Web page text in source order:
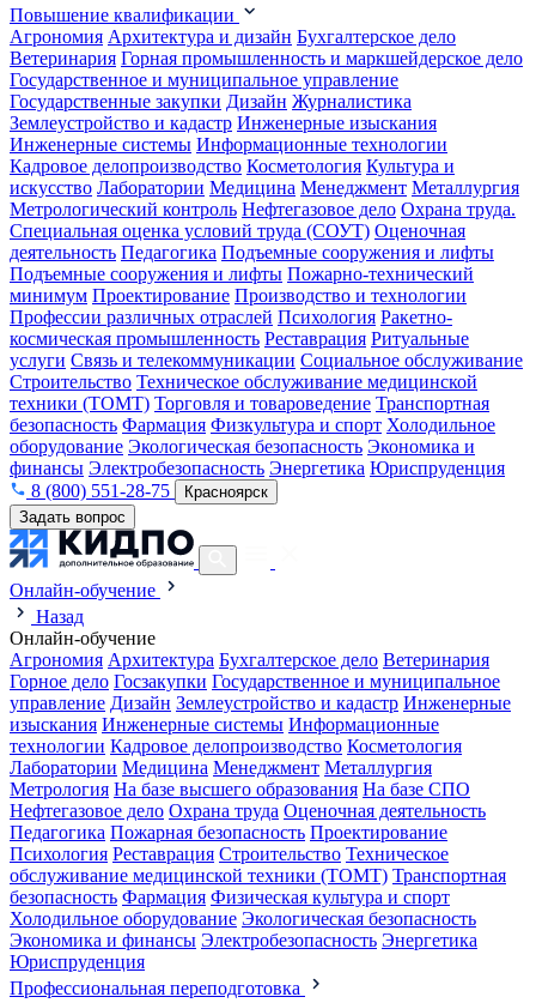
Повышение квалификации
Агрономия Архитектура и дизайн Бухгалтерское дело
Ветеринария Горная промышленность и маркшейдерское дело
Государственное и муниципальное управление
Государственные закупки Дизайн Журналистика
Землеустройство и кадастр Инженерные изыскания
Инженерные системы Информационные технологии
Кадровое делопроизводство Косметология Культура и
искусство Лаборатории Медицина Менеджмент Металлургия
Метрологический контроль Нефтегазовое дело Охрана труда.
Специальная оценка условий труда (СОУТ) Оценочная
деятельность Педагогика Подъемные сооружения и лифты
Подъемные сооружения и лифты Пожарно-технический
минимум Проектирование Производство и технологии
Профессии различных отраслей Психология Ракетно-
космическая промышленность Реставрация Ритуальные
услуги Связь и телекоммуникации Социальное обслуживание
Строительство Техническое обслуживание медицинской
техники (ТОМТ) Торговля и товароведение Транспортная
безопасность Фармация Физкультура и спорт Холодильное
оборудование Экологическая безопасность Экономика и
финансы Электробезопасность Энергетика Юриспруденция
8 (800) 551-28-75
Красноярск
Задать вопрос
Онлайн-обучение
Назад
Онлайн-обучение
Агрономия Архитектура Бухгалтерское дело Ветеринария
Горное дело Госзакупки Государственное и муниципальное
управление Дизайн Землеустройство и кадастр Инженерные
изыскания Инженерные системы Информационные
технологии Кадровое делопроизводство Косметология
Лаборатории Медицина Менеджмент Металлургия
Метрология На базе высшего образования На базе СПО
Нефтегазовое дело Охрана труда Оценочная деятельность
Педагогика Пожарная безопасность Проектирование
Психология Реставрация Строительство Техническое
обслуживание медицинской техники (ТОМТ) Транспортная
безопасность Фармация Физическая культура и спорт
Холодильное оборудование Экологическая безопасность
Экономика и финансы Электробезопасность Энергетика
Юриспруденция
Профессиональная переподготовка